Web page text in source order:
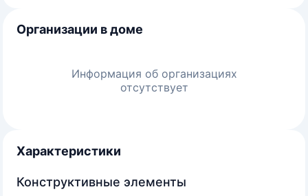
Организации в доме
Информация об организациях
отсутствует
Характеристики
Конструктивные элементы